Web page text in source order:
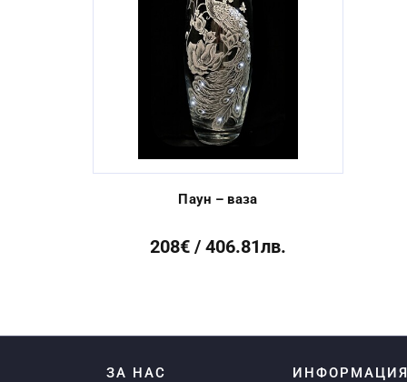
Паун – ваза
208€ / 406.81лв.
ЗА НАС ИНФОРМАЦИЯ